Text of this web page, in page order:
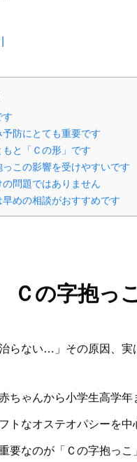
す
予防にとても重要です
と「Ｃの形」です
っこの影響を受けやすいです
問題ではありません
めの相談がおすすめです
Ｃの字抱っ
らない…」その原因、実
ちゃんから小学生高学
トなオステオパシーを
要なのが「Ｃの字抱っこ